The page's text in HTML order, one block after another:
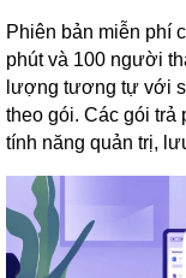
Phiên bản miễn phí
phút và 100 người
lượng tương tự với
theo gói. Các gói
tính năng quản trị,